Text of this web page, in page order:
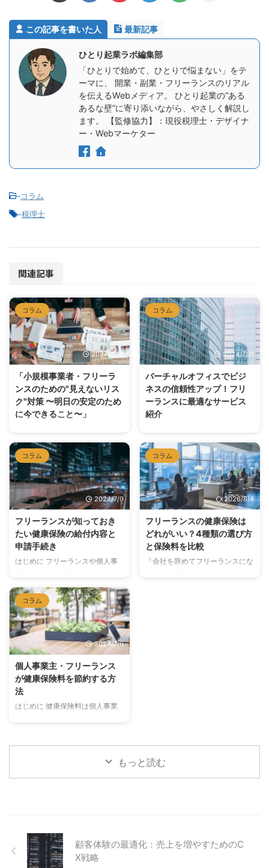
この記事を書いた人 最新記事
ひとり起業ラボ編集部
「ひとりで始めて、ひとりで悩まない」をテ
ーマに、 開業・副業・フリーランスのリアル
を伝えるWebメディア。 ひとり起業の“ある
あるな壁”に寄り添いながら、やさしく解説し
ます。 【監修協力】：現役税理士・デザイナ
ー・Webマーケター
-コラム
-税理士
関連記事
コラム
2024/7/12
「小規模事業者・フリーラ
ンスのための"見えないリス
ク"対策 〜明日の安定のため
に今できること〜」
て活動していると、日々の仕事に
追われ、将来のリスクについて考
える余裕がないことも多いでしょ
う。しかし、ビジネスの持続可能
性を高め、長期的な成功を実現す
るためには、目の前には見えにく
す。今回は、小規模事業者やフリ
ーランスが直面しがちな"見えな
いリスク"と、その対策について
考えていきましょう。 収入の不
や小規模事業者にとって、収入の
不安定性は常に付きまとう問題で
す。特定のクライアントに依存し
すぎたり、季節変動の激しい業 ...
コラム
2024/7/11
バーチャルオフィスでビジ
ネスの信頼性アップ！フリ
ーランスに最適なサービス
紹介
ィスの関係 フリーランスがバー
チャルオフィスを活用する理由
フリーランスとして働く際、自宅
を仕事の拠点にすることが一般的
ですが、ビジネス上の信頼性を高
めるためにはプロフェッショナル
バーチャルオフィスを利用するこ
とで、自宅住所を公開せずに信頼
性の高いビジネスアドレスを持つ
ことができます。また、クライア
コラム
2024/7/9
フリーランスが知っておき
たい健康保険の給付内容と
申請手続き
はじめに フリーランスや個人事
加入していると様々な給付を受け
ることができます。しかし、具体
的な給付内容や申請手続きについ
てはあまり知られていないことが
多いです。本記事では、個人事業
主やフリーランスが知っておくべ
き健康保険の給付内容と申請手続
きについて詳しく解説します。 1.
健康保険の基本的な給付内容 健
康保険には、医療費の補助をはじ
めとして、様々な給付内容があり
コラム
2026/8/4
フリーランスの健康保険は
どれがいい？4種類の選び方
と保険料を比較
「会社を辞めてフリーランスにな
簡 ...
コラム
2024/7/9
個人事業主・フリーランス
が健康保険料を節約する方
法
はじめに 健康保険料は個人事業
が可能です。本記事では、健康保
険料を節約するための具体的な方
ます。 1. 健康保険料の基本的な
計算方法 健康保険料は、所得に
基づいて計算されます。そのた
もっと読む
顧客体験の最適化：売上を増やすためのC
X戦略